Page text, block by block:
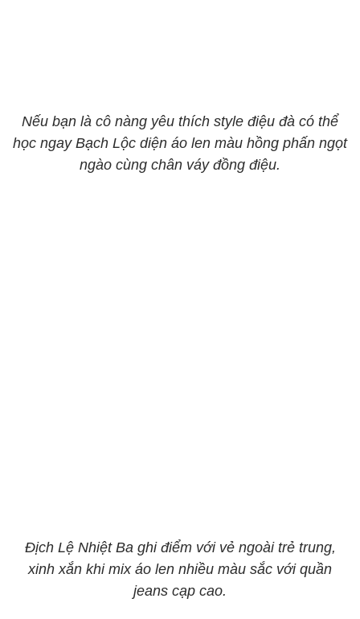
Nếu bạn là cô nàng yêu thích style điệu đà có thể
học ngay Bạch Lộc diện áo len màu hồng phấn ngọt
ngào cùng chân váy đồng điệu.
Địch Lệ Nhiệt Ba ghi điểm với vẻ ngoài trẻ trung,
xinh xắn khi mix áo len nhiều màu sắc với quần
jeans cạp cao.